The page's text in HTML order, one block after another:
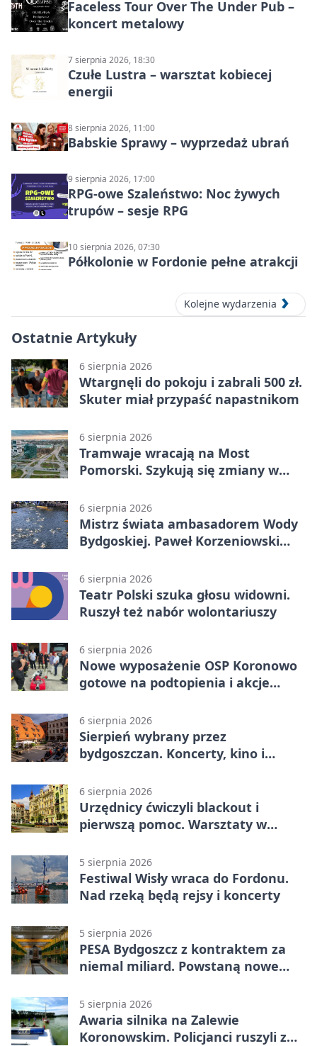
Faceless Tour Over The Under Pub –
koncert metalowy
7 sierpnia 2026, 18:30
Czułe Lustra – warsztat kobiecej
energii
8 sierpnia 2026, 11:00
Babskie Sprawy – wyprzedaż ubrań
9 sierpnia 2026, 17:00
RPG-owe Szaleństwo: Noc żywych
trupów – sesje RPG
10 sierpnia 2026, 07:30
Półkolonie w Fordonie pełne atrakcji
Kolejne wydarzenia
Ostatnie Artykuły
6 sierpnia 2026
Wtargnęli do pokoju i zabrali 500 zł.
Skuter miał przypaść napastnikom
6 sierpnia 2026
Tramwaje wracają na Most
Pomorski. Szykują się zmiany w
6 sierpnia 2026
Mistrz świata ambasadorem Wody
Bydgoskiej. Paweł Korzeniowski
6 sierpnia 2026
Teatr Polski szuka głosu widowni.
Ruszył też nabór wolontariuszy
6 sierpnia 2026
Nowe wyposażenie OSP Koronowo
gotowe na podtopienia i akcje
6 sierpnia 2026
Sierpień wybrany przez
bydgoszczan. Koncerty, kino i
6 sierpnia 2026
Urzędnicy ćwiczyli blackout i
pierwszą pomoc. Warsztaty w
5 sierpnia 2026
Festiwal Wisły wraca do Fordonu.
Nad rzeką będą rejsy i koncerty
5 sierpnia 2026
PESA Bydgoszcz z kontraktem za
niemal miliard. Powstaną nowe
5 sierpnia 2026
Awaria silnika na Zalewie
Koronowskim. Policjanci ruszyli z